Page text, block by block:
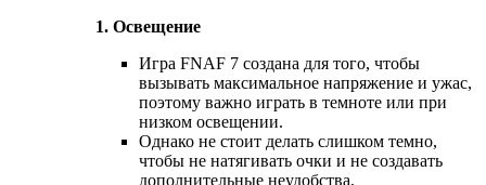
1. Освещение
Игра FNAF 7 создана для того, чтобы
вызывать максимальное напряжение и ужас,
поэтому важно играть в темноте или при
низком освещении.
Однако не стоит делать слишком темно,
чтобы не натягивать очки и не создавать
дополнительные неудобства.